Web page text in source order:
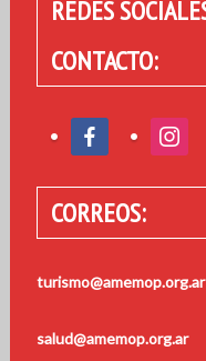
REDES
CONTACTO:
CORREOS:
turismo@amemop.org.ar
salud@amemop.org.ar